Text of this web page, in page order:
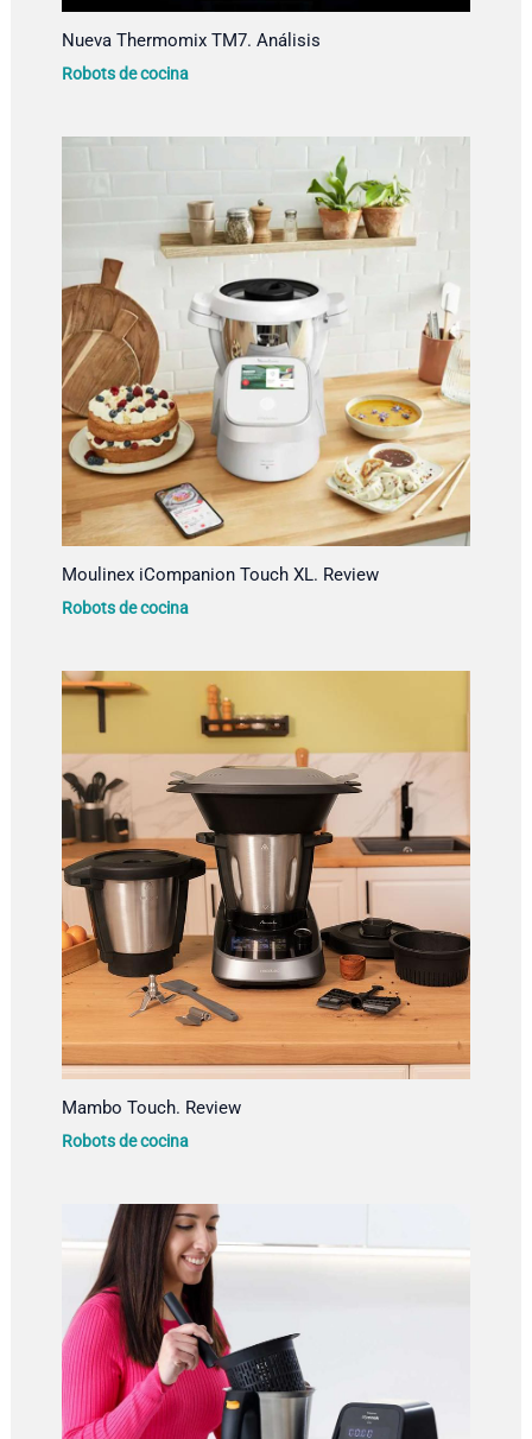
Nueva Thermomix TM7. Análisis
Robots de cocina
Moulinex iCompanion Touch XL. Review
Robots de cocina
Mambo Touch. Review
Robots de cocina